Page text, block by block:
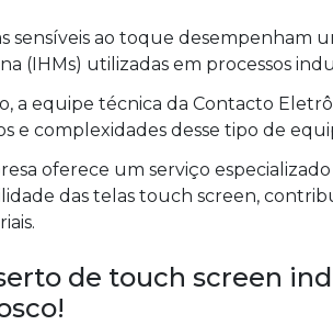
sensíveis ao toque desempenham
(IHMs) utilizadas em processos
a equipe técnica da Contacto
e complexidades desse tipo de
oferece um serviço
das telas touch screen,
de touch screen